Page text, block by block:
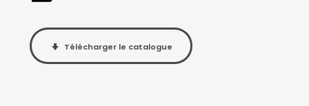
Télécharger le catalogue